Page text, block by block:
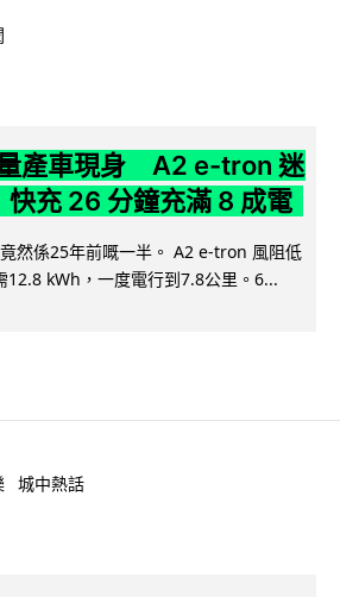
產車現身 A2 e-tron 迷
充 26 分鐘充滿 8 成電
然係25年前嘅一半。 A2 e-tron 風阻低
12.8 kWh，一度電行到7.8公里。6...
城中熱話